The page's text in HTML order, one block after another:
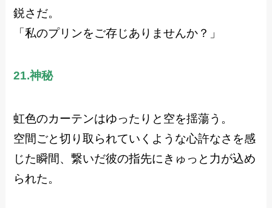
鋭さだ。
「私のプリンをご存じありませんか？」
21.神秘
虹色のカーテンはゆったりと空を揺蕩う。
空間ごと切り取られていくような心許なさを感
じた瞬間、繋いだ彼の指先にきゅっと力が込め
られた。